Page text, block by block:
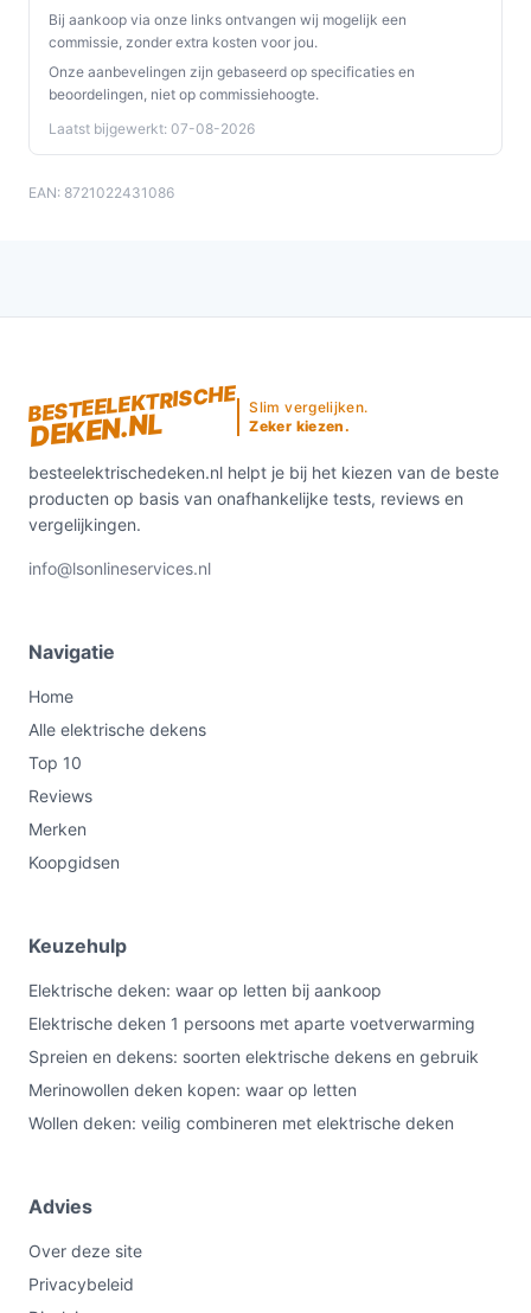
Bij aankoop via onze links ontvangen wij mogelijk een
commissie, zonder extra kosten voor jou.
Onze aanbevelingen zijn gebaseerd op specificaties en
beoordelingen, niet op commissiehoogte.
Laatst bijgewerkt: 07-08-2026
EAN: 8721022431086
BESTEELEKTRISCHE
DEKEN.NL
Slim vergelijken.
Zeker kiezen.
besteelektrischedeken.nl helpt je bij het kiezen van de beste
producten op basis van onafhankelijke tests, reviews en
vergelijkingen.
info@lsonlineservices.nl
Navigatie
Home
Alle elektrische dekens
Top 10
Reviews
Merken
Koopgidsen
Keuzehulp
Elektrische deken: waar op letten bij aankoop
Elektrische deken 1 persoons met aparte voetverwarming
Spreien en dekens: soorten elektrische dekens en gebruik
Merinowollen deken kopen: waar op letten
Wollen deken: veilig combineren met elektrische deken
Advies
Over deze site
Privacybeleid